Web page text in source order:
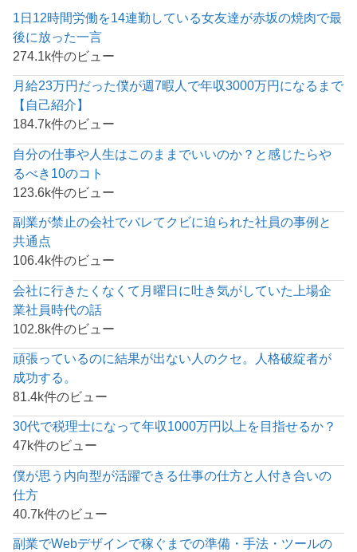
1日12時間労働を14連勤している女友達が赤坂の焼肉で最
後に放った一言
274.1k件のビュー
月給23万円だった僕が週7暇人で年収3000万円になるまで
【自己紹介】
184.7k件のビュー
自分の仕事や人生はこのままでいいのか？と感じたらや
るべき10のコト
123.6k件のビュー
副業が禁止の会社でバレてクビに迫られた社員の事例と
共通点
106.4k件のビュー
会社に行きたくなくて月曜日に吐き気がしていた上場企
業社員時代の話
102.8k件のビュー
頑張っているのに結果が出ない人のクセ。人格破綻者が
成功する。
81.4k件のビュー
30代で税理士になって年収1000万円以上を目指せるか？
47k件のビュー
僕が思う内向型が活躍できる仕事の仕方と人付き合いの
仕方
40.7k件のビュー
副業でWebデザインで稼ぐまでの準備・手法・ツールの